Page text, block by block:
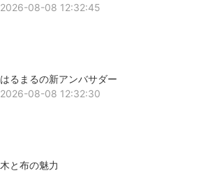
2026-08-08 12:32:45
はるまるの新アンバサダー
2026-08-08 12:32:30
木と布の魅力